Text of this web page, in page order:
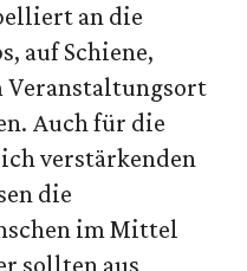
an die
auf Schiene,
Veranstaltungsort
Auch für die
verstärkenden
die
im Mittel
sollten aus